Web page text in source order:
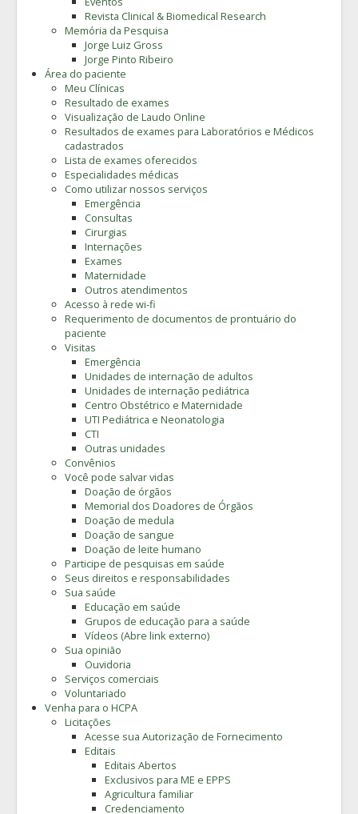
Revista Clinical & Biomedical Research
Memória da Pesquisa
Jorge Luiz Gross
Jorge Pinto Ribeiro
Área do paciente
Meu Clínicas
Resultado de exames
Visualização de Laudo Online
Resultados de exames para Laboratórios e Médicos
cadastrados
Lista de exames oferecidos
Especialidades médicas
Como utilizar nossos serviços
Emergência
Consultas
Cirurgias
Internações
Exames
Maternidade
Outros atendimentos
Acesso à rede wi-fi
Requerimento de documentos de prontuário do
paciente
Visitas
Emergência
Unidades de internação de adultos
Unidades de internação pediátrica
Centro Obstétrico e Maternidade
UTI Pediátrica e Neonatologia
CTI
Outras unidades
Convênios
Você pode salvar vidas
Doação de órgãos
Memorial dos Doadores de Órgãos
Doação de medula
Doação de sangue
Doação de leite humano
Participe de pesquisas em saúde
Seus direitos e responsabilidades
Sua saúde
Educação em saúde
Grupos de educação para a saúde
Vídeos (Abre link externo)
Sua opinião
Ouvidoria
Serviços comerciais
Voluntariado
Venha para o HCPA
Licitações
Acesse sua Autorização de Fornecimento
Editais
Editais Abertos
Exclusivos para ME e EPPS
Agricultura familiar
Credenciamento